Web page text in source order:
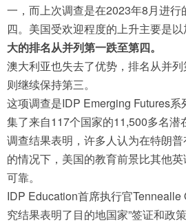
一，而上次调查是在2023年8月进行
四。美国受欢迎程度的上升主要是以
大的排名从并列第一跌至第四。
澳大利亚也失去了优势，排名从并
则继续保持第三。
这项调查是IDP Emerging Futures
集了来自117个国家的11,500多名潜
调查结果表明，许多人认为在特朗
的情况下，美国的教育前景比其他
可靠。
IDP Education首席执行官Tennealle
究结果表明了目的地国家”签证和政策